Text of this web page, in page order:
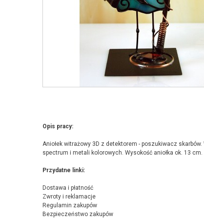
Opis pracy:
Aniołek witrażowy 3D z detektorem - poszukiwacz
spectrum i metali kolorowych. Wysokość aniołka ok. 13 cm.
Przydatne linki:
Dostawa i płatność
Zwroty i reklamacje
Regulamin zakupów
Bezpieczeństwo zakupów